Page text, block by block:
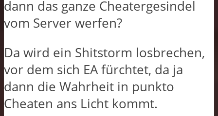
dann das ganze Cheatergesindel
vom Server werfen?
Da wird ein Shitstorm losbrechen,
vor dem sich EA fürchtet, da ja
dann die Wahrheit in punkto
Cheaten ans Licht kommt.